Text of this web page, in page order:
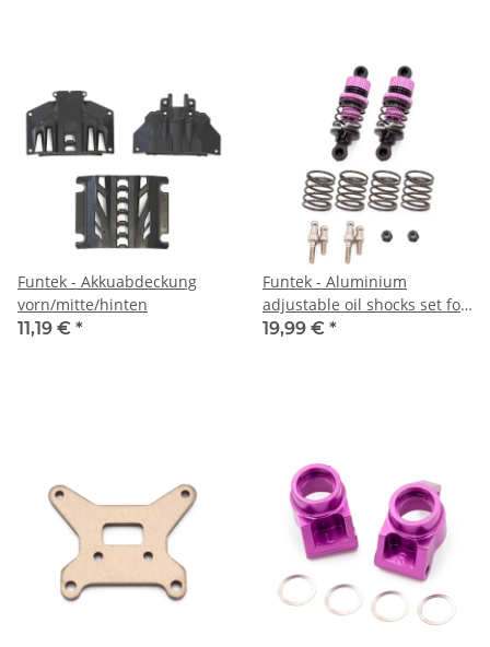
Funtek - Akkuabdeckung
vorn/mitte/hinten
11,19 € *
Funtek - Aluminium
adjustable oil shocks set for
GT16e (x2) (FTK-24213)
19,99 € *